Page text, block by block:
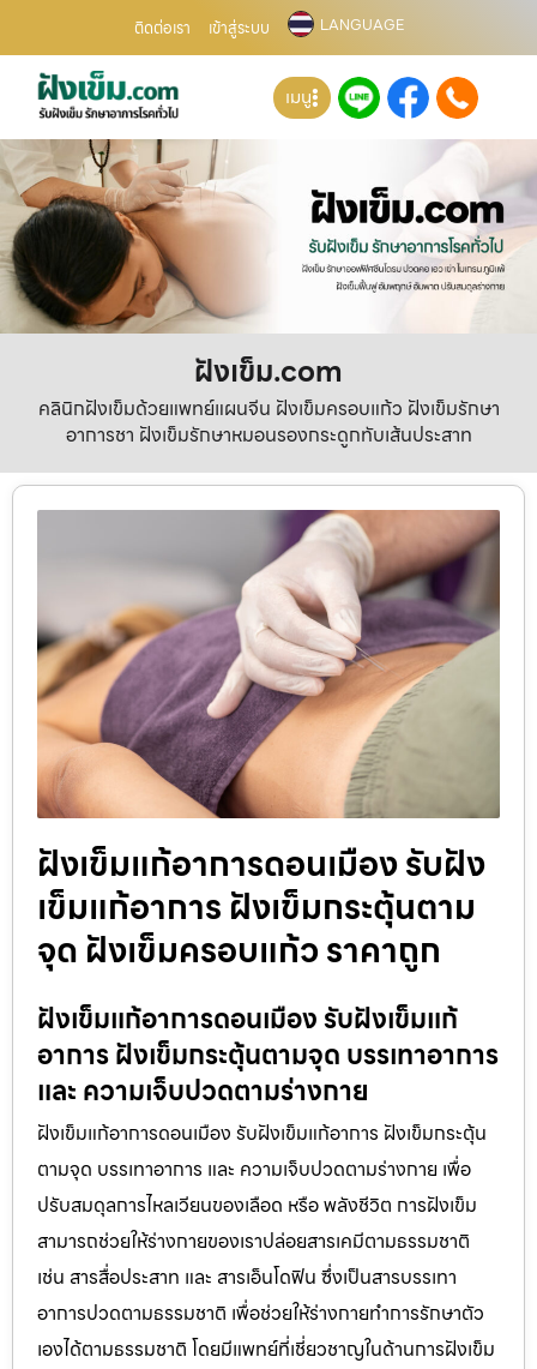
ติดต่อเรา เข้าสู่ระบบ LANGUAGE
เมนู
ฝังเข็ม.com
คลินิกฝังเข็มด้วยแพทย์แผนจีน ฝังเข็มครอบแก้ว ฝังเข็มรักษา
อาการชา ฝังเข็มรักษาหมอนรองกระดูกทับเส้นประสาท
ฝังเข็มแก้อาการดอนเมือง รับฝัง
เข็มแก้อาการ ฝังเข็มกระตุ้นตาม
จุด ฝังเข็มครอบแก้ว ราคาถูก
ฝังเข็มแก้อาการดอนเมือง รับฝังเข็มแก้
อาการ ฝังเข็มกระตุ้นตามจุด บรรเทาอาการ
และ ความเจ็บปวดตามร่างกาย
ฝังเข็มแก้อาการดอนเมือง รับฝังเข็มแก้อาการ ฝังเข็มกระตุ้น
ตามจุด บรรเทาอาการ และ ความเจ็บปวดตามร่างกาย เพื่อ
ปรับสมดุลการไหลเวียนของเลือด หรือ พลังชีวิต การฝังเข็ม
สามารถช่วยให้ร่างกายของเราปล่อยสารเคมีตามธรรมชาติ
เช่น สารสื่อประสาท และ สารเอ็นโดฟิน ซึ่งเป็นสารบรรเทา
อาการปวดตามธรรมชาติ เพื่อช่วยให้ร่างกายทำการรักษาตัว
เองได้ตามธรรมชาติ โดยมีแพทย์ที่เชี่ยวชาญในด้านการฝังเข็ม